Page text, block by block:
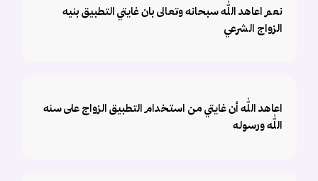
نعم اعاهد الله سبحانه وتعالى بان غايتي التطبيق بنيه
الزواج الشرعي
اعاهد الله أن غايتي من استخدام التطبيق الزواج على سنه
الله ورسوله